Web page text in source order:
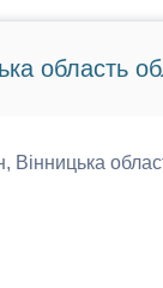
область
Вінницька